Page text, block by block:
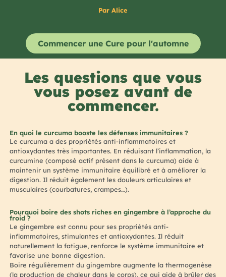
Par Alice
Commencer une Cure pour l'automne
Les questions que vous
vous posez avant de
commencer.
En quoi le curcuma booste les défenses immunitaires ?
Le curcuma a des propriétés anti-inflammatoires et
antioxydantes très importantes. En réduisant l’inflammation, la
curcumine (composé actif présent dans le curcuma) aide à
maintenir un système immunitaire équilibré et à améliorer la
digestion. Il réduit également les douleurs articulaires et
musculaires (courbatures, crampes…).
Pourquoi boire des shots riches en gingembre à l’approche du
froid ?
Le gingembre est connu pour ses propriétés anti-
inflammatoires, stimulantes et antioxydantes. Il réduit
naturellement la fatigue, renforce le système immunitaire et
favorise une bonne digestion.
Boire régulièrement du gingembre augmente la thermogenèse
(la production de chaleur dans le corps), ce qui aide à brûler des